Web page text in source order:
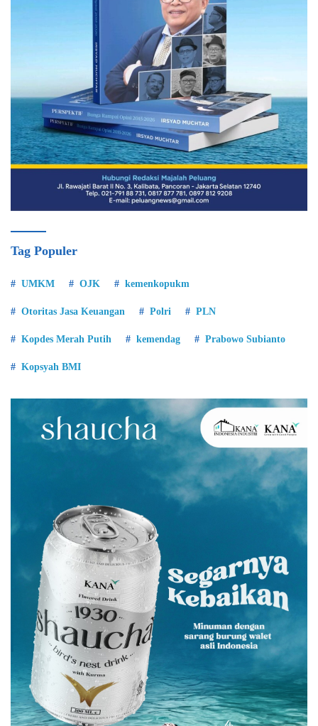
Tag Populer
UMKM OJK kemenkopukm
Otoritas Jasa Keuangan Polri PLN
Kopdes Merah Putih kemendag Prabowo Subianto
Kopsyah BMI